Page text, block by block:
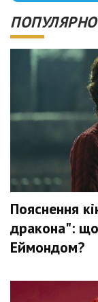
Пояснення
дракона":
Еймондом?